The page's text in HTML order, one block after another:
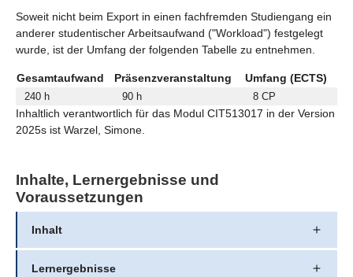
Soweit nicht beim Export in einen fachfremden Studiengang ein
anderer studentischer Arbeitsaufwand ("Workload") festgelegt
wurde, ist der Umfang der folgenden Tabelle zu entnehmen.
Gesamtaufwand Präsenzveranstaltung Umfang (ECTS)
240 h 90 h 8 CP
Inhaltlich verantwortlich für das Modul CIT513017 in der Version
2025s ist Warzel, Simone.
Inhalte, Lernergebnisse und
Voraussetzungen
Inhalt
Lernergebnisse